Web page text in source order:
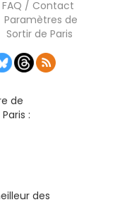
FAQ / Contact
Paramètres de
Sortir de Paris
de
:
des